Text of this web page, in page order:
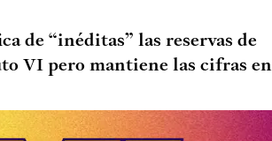
de “inéditas” las reservas de
VI pero mantiene las cifras en